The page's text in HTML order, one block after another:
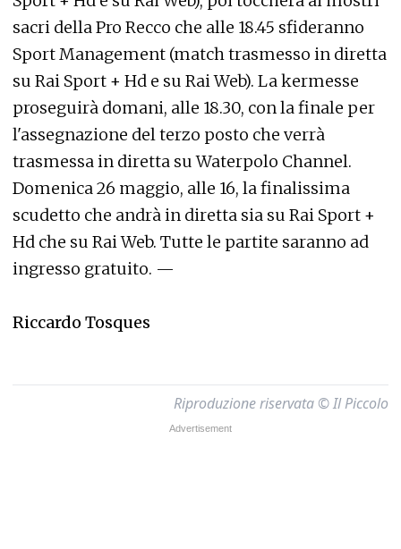
sacri della Pro Recco che alle 18.45 sfideranno
Sport Management (match trasmesso in diretta
su Rai Sport + Hd e su Rai Web). La kermesse
proseguirà domani, alle 18.30, con la finale per
l'assegnazione del terzo posto che verrà
trasmessa in diretta su Waterpolo Channel.
Domenica 26 maggio, alle 16, la finalissima
scudetto che andrà in diretta sia su Rai Sport +
Hd che su Rai Web. Tutte le partite saranno ad
ingresso gratuito. —
Riccardo Tosques
Riproduzione riservata © Il Piccolo